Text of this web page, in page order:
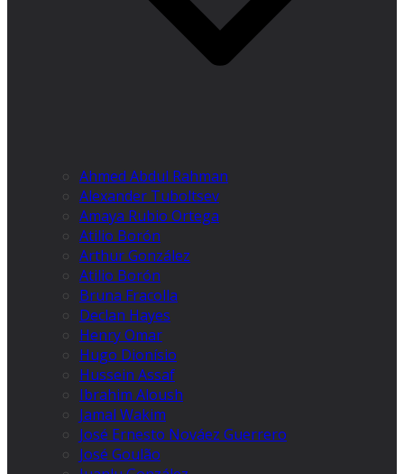
Ahmed Abdul Rahman
Alexander Tuboltsev
Amaya Rubio Ortega
Atilio Borón
Arthur González
Atilio Borón
Bruna Fracolla
Declan Hayes
Henry Omar
Hugo Dionísio
Hussein Assaf
Ibrahim Aloush
Jamal Wakim
José Ernesto Nováez Guerrero
José Goulão